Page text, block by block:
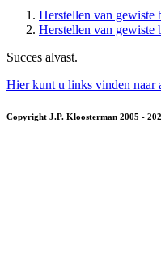
Herstellen van gewiste
Herstellen van gewiste
Succes alvast.
Hier kunt u links vinden naar
Copyright J.P. Kloosterman 2005 -